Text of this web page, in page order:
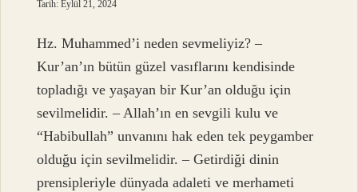
Tarih: Eylül 21, 2024
Hz. Muhammed’i neden sevmeliyiz? –
Kur’an’ın bütün güzel vasıflarını kendisinde
topladığı ve yaşayan bir Kur’an olduğu için
sevilmelidir. – Allah’ın en sevgili kulu ve
“Habibullah” unvanını hak eden tek peygamber
olduğu için sevilmelidir. – Getirdiği dinin
prensipleriyle dünyada adaleti ve merhameti